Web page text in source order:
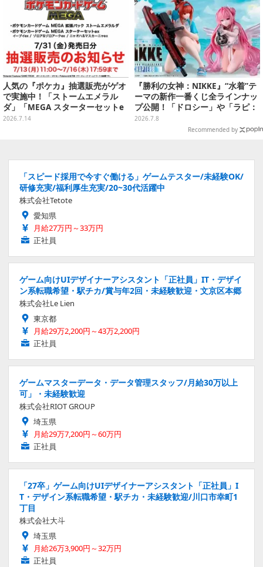
人気の『ポケカ』抽選販売がゲオ
で実施中！「ストームエメラル
ダ」「MEGA スターターセットe
x」各種の全4商品
2026.7.14
『勝利の女神：NIKKE』“水着”テ
ーマの新作一番くじ全ラインナッ
プ公開！「ドロシー」や「ラピ：
レッドフード」が“背中で魅せ
る”ポーズで立体化
2026.7.8
Recommended by
「スピード採用で今すぐ働ける」ゲームテスター/未経験OK/
研修充実/福利厚生充実/20~30代活躍中
株式会社Tetote
愛知県
月給27万円～33万円
正社員
ゲーム向けUIデザイナーアシスタント「正社員」IT・デザイ
ン系転職希望・駅チカ/賞与年2回・未経験歓迎・文京区本郷
株式会社Le Lien
東京都
月給29万2,200円～43万2,200円
正社員
ゲームマスターデータ・データ管理スタッフ/月給30万以上
可」・未経験歓迎
株式会社RIOT GROUP
埼玉県
月給29万7,200円～60万円
正社員
「27卒」ゲーム向けUIデザイナーアシスタント「正社員」I
T・デザイン系転職希望・駅チカ・未経験歓迎/川口市幸町1
丁目
株式会社大斗
埼玉県
月給26万3,900円～32万円
正社員